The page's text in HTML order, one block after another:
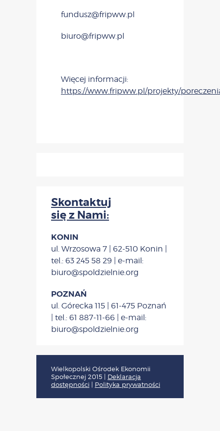
fundusz@fripww.pl
biuro@fripww.pl
Więcej informacji:
https://www.fripww.pl/projekty/
Skontaktuj
się z Nami:
KONIN
ul. Wrzosowa 7 | 62-510 Konin |
tel.: 63 245 58 29 | e-mail:
biuro@spoldzielnie.org
POZNAŃ
ul. Górecka 115 | 61-475 Poznań
| tel.: 61 887-11-66 | e-mail:
biuro@spoldzielnie.org
Wielkopolski Ośrodek Ekonomii
Społecznej 2015 | Deklaracja
dostępności | Polityka prywatności